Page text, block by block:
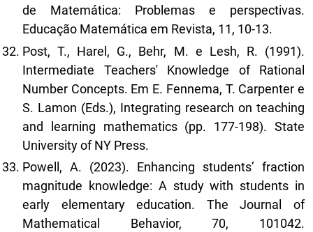
de Matemática: Problemas e perspectivas.
Educação Matemática em Revista, 11, 10-13.
Post, T., Harel, G., Behr, M. e Lesh, R. (1991).
Intermediate Teachers' Knowledge of Rational
Number Concepts. Em E. Fennema, T. Carpenter e
S. Lamon (Eds.), Integrating research on teaching
and learning mathematics (pp. 177-198). State
University of NY Press.
Powell, A. (2023). Enhancing students’ fraction
magnitude knowledge: A study with students in
early elementary education. The Journal of
Mathematical Behavior, 70, 101042.